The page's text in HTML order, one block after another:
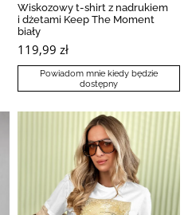
Wiskozowy t-shirt z nadrukiem
i dżetami Keep The Moment
biały
119,99 zł
Powiadom mnie kiedy będzie
dostępny